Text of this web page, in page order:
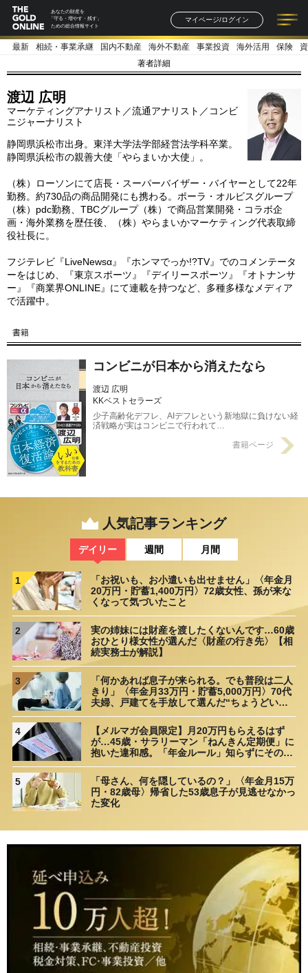
あなたの財産を
「守る・増やす・残す」
ための総合情報サイト
マイページ/ログイン
記事一覧 連載一覧
著者一覧 書籍一覧
最新 相続・事業承継 国内不動産 海外不動産 事業投資 海外活用 保険
著者詳細
渡辺 広明
マーケティングアナリスト／流通アナリスト／コンビ
ニジャーナリスト
静岡県浜松市出身。東洋大学法学部経営法学科卒業。
静岡県浜松市の親善大使「やらまいか大使」。
（株）ローソンにて店長・スーパーバイザー・バイヤーとして22年
勤務。約730品の商品開発にも携わる。ポーラ・オルビスグループ
（株）pdc勤務、TBCグループ（株）で商品営業開発・コラボ企
画・海外業務を歴任後、（株）やらまいかマーケティング代表取締
役社長に。
フジテレビ『LiveNewsα』『ホンマでっか!?TV』でのコメンテータ
ーをはじめ、『東京スポーツ』『デイリースポーツ』『オトナンサ
ー』『商業界ONLINE』にて連載を持つなど、多種多様なメディア
で活躍中。
書籍
コンビニが日本から消えたなら
渡辺 広明
KKベストセラーズ
少子高齢化デフレ、AIデフレという新地獄に負けない経
済戦略が実はコンビニで行われて…
書籍ページ
人気記事ランキング
デイリー 週間 月間
1
「お祝いも、お小遣いも出せません」〈年金月
20万円・貯蓄1,400万円〉72歳女性、孫が来な
くなって気づいたこと
2
実の姉妹には財産を渡したくないんです…60歳
おひとり様女性が選んだ〈財産の行き先〉【相
続実務士が解説】
3
「何かあれば息子が来られる。でも普段は二人
きり」〈年金月33万円・貯蓄5,000万円〉70代
夫婦、戸建てを手放して選んだ“ちょうどいい
4
【メルマガ会員限定】月20万円もらえるはず
が…45歳・サラリーマン「ねんきん定期便」に
抱いた違和感。「年金ルール」知らずにそのま
然「何かの間違いでは？」
5
「母さん、何を隠しているの？」〈年金月15万
円・82歳母〉帰省した53歳息子が見逃せなかっ
た変化